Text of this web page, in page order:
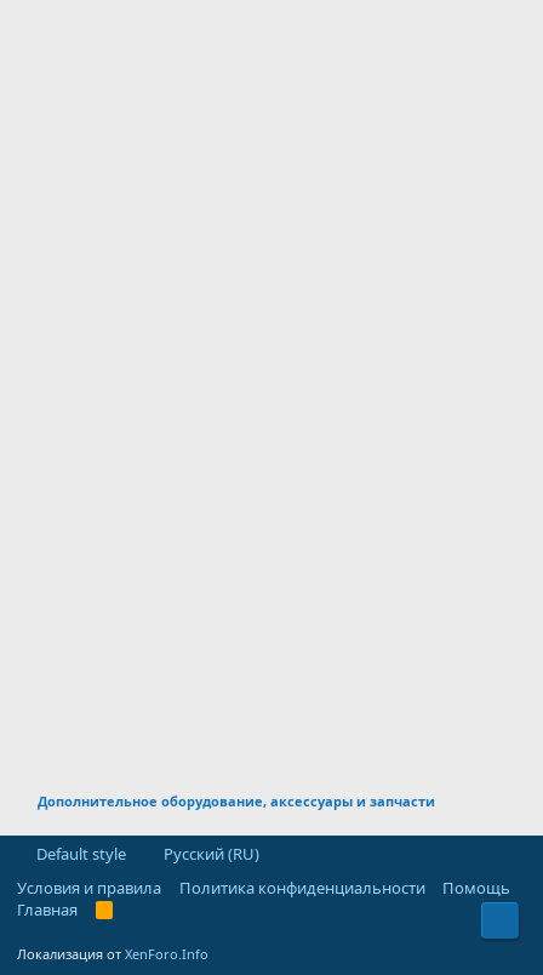
Дополнительное оборудование, аксессуары и запчасти
Default style
Русский (RU)
Условия и правила
Политика конфиденциальности
Помощь
Главная
R
Локализация от XenForo.Info